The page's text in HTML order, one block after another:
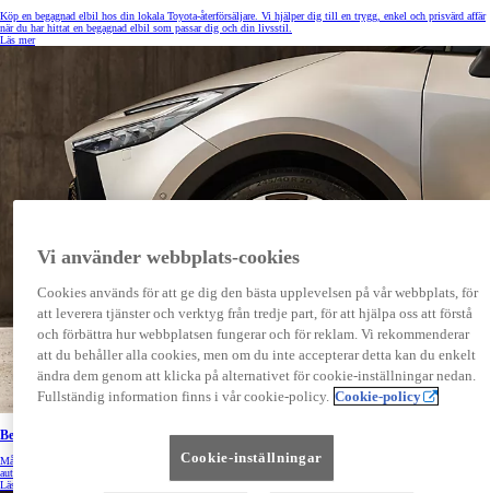
Köp en begagnad elbil hos din lokala Toyota-återförsäljare. Vi hjälper dig till en trygg, enkel och prisvärd affär
när du har hittat en begagnad elbil som passar dig och din livsstil.
Läs mer
Begagnade bilar automat
Många letar efter begagnade bilar med automat. Om du vill göra en trygg och bra affär på en begagnad bil med
automat ska du kolla in utbudet hos våra Toyota-återförsäljare.
Läs mer
Vi använder webbplats-cookies
Cookies används för att ge dig den bästa upplevelsen på vår webbplats, för
att leverera tjänster och verktyg från tredje part, för att hjälpa oss att förstå
och förbättra hur webbplatsen fungerar och för reklam. Vi rekommenderar
att du behåller alla cookies, men om du inte accepterar detta kan du enkelt
ändra dem genom att klicka på alternativet för cookie-inställningar nedan.
Fullständig information finns i vår cookie-policy. Cookie-policy
Cookie-inställningar